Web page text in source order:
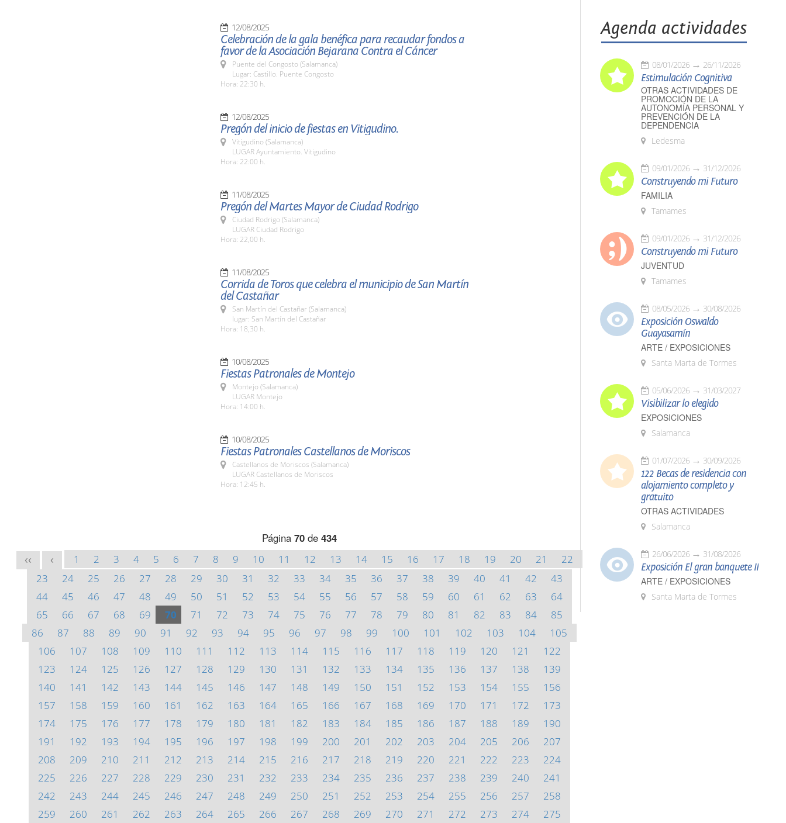
12/08/2025
Celebración de la gala benéfica para recaudar fondos a
favor de la Asociación Bejarana Contra el Cáncer
Puente del Congosto (Salamanca)
Lugar: Castillo. Puente Congosto
Hora: 22:30 h.
12/08/2025
Pregón del inicio de fiestas en Vitigudino.
Vitigudino (Salamanca)
LUGAR Ayuntamiento. Vitigudino
Hora: 22:00 h.
11/08/2025
Pregón del Martes Mayor de Ciudad Rodrigo
Ciudad Rodrigo (Salamanca)
LUGAR Ciudad Rodrigo
Hora: 22,00 h.
11/08/2025
Corrida de Toros que celebra el municipio de San Martín
del Castañar
San Martín del Castañar (Salamanca)
lugar: San Martín del Castañar
Hora: 18,30 h.
10/08/2025
Fiestas Patronales de Montejo
Montejo (Salamanca)
LUGAR Montejo
Hora: 14:00 h.
10/08/2025
Fiestas Patronales Castellanos de Moriscos
Castellanos de Moriscos (Salamanca)
LUGAR Castellanos de Moriscos
Hora: 12:45 h.
Página 70 de 434
<< < 1 2 3 4 5 6 7 8 9 10 11 12 13 14 15 16 17 18 19 20 21
22
23
24 25 26 27 28 29 30 31 32 33 34 35 36 37 38 39 40 41 42
43
44
45 46 47 48 49 50 51 52 53 54 55 56 57 58 59 60 61 62 63
64
65
66 67 68 69 70 71 72 73 74 75 76 77 78 79 80 81 82 83 84
85
86
87 88 89 90 91 92 93 94 95 96 97 98 99 100 101 102 103 104
105
106
107 108 109 110 111 112 113 114 115 116 117 118 119 120 121
122
123
124 125 126 127 128 129 130 131 132 133 134 135 136 137 138
139
140
141 142 143 144 145 146 147 148 149 150 151 152 153 154 155
156
157
158 159 160 161 162 163 164 165 166 167 168 169 170 171 172
173
174
175 176 177 178 179 180 181 182 183 184 185 186 187 188 189
190
191
192 193 194 195 196 197 198 199 200 201 202 203 204 205 206
207
208
209 210 211 212 213 214 215 216 217 218 219 220 221 222 223
224
225
226 227 228 229 230 231 232 233 234 235 236 237 238 239 240
241
242
243 244 245 246 247 248 249 250 251 252 253 254 255 256 257
258
259
260 261 262 263 264 265 266 267 268 269 270 271 272 273 274 275
Agenda actividades
08/01/2026 26/11/2026
Estimulación Cognitiva
OTRAS ACTIVIDADES DE
PROMOCIÓN DE LA
AUTONOMÍA PERSONAL Y
PREVENCIÓN DE LA
DEPENDENCIA
Ledesma
09/01/2026 31/12/2026
Construyendo mi Futuro
FAMILIA
Tamames
09/01/2026 31/12/2026
Construyendo mi Futuro
JUVENTUD
Tamames
08/05/2026 30/08/2026
Exposición Oswaldo
Guayasamín
ARTE / EXPOSICIONES
Santa Marta de Tormes
05/06/2026 31/03/2027
Visibilizar lo elegido
EXPOSICIONES
Salamanca
01/07/2026 30/09/2026
122 Becas de residencia con
alojamiento completo y
gratuito
OTRAS ACTIVIDADES
Salamanca
26/06/2026 31/08/2026
Exposición El gran banquete II
ARTE / EXPOSICIONES
Santa Marta de Tormes